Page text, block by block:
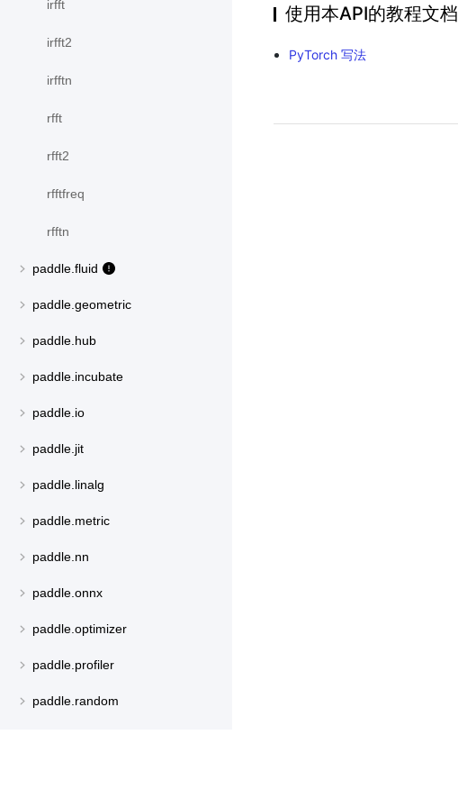
irfft
irfft2
irfftn
rfft
rfft2
rfftfreq
rfftn
paddle.fluid
paddle.geometric
paddle.hub
paddle.incubate
paddle.io
paddle.jit
paddle.linalg
paddle.metric
paddle.nn
paddle.onnx
paddle.optimizer
paddle.profiler
paddle.random
使用本API的教程文档
PyTorch 写法